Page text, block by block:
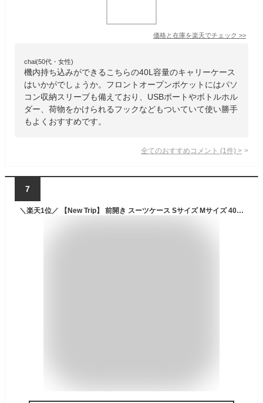
価格と在庫を楽天でチェック >>
chai(50代・女性)
機内持ち込みができるこちらの40L容量のキャリーケース
はいかがでしょうか。フロントオープンポケットにはパソ
コン収納スリーブも備えており、USBポートやボトルホル
ダー、荷物をかけられるフックなどもついていて使い勝手
もよくおすすめです。
全てのおすすめコメント (1 件) >
7
＼楽天1位／ 【New Trip】 前開き スーツケース Sサイズ Mサイズ 40L 45L 機内持ち込み フロントオープン ストッパー付き YKKファスナー USBポート付き キャリーケース 5カラー選ぶ 1-4泊 ストッパー付き 大容量 修学旅行 海外旅行 GB0702